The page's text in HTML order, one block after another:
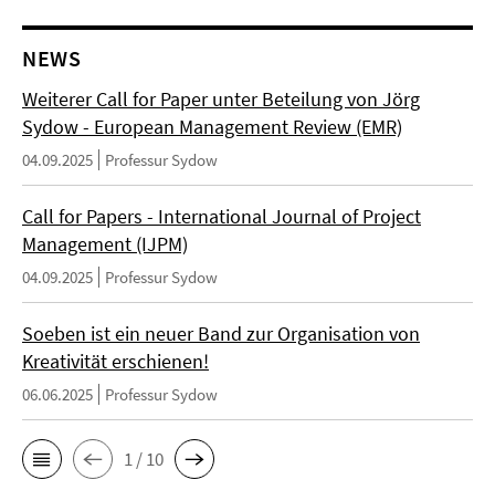
NEWS
Weiterer Call for Paper unter Beteilung von Jörg
Sydow - European Management Review (EMR)
04.09.2025 Professur Sydow
Call for Papers - International Journal of Project
Management (IJPM)
04.09.2025 Professur Sydow
Soeben ist ein neuer Band zur Organisation von
Kreativität erschienen!
06.06.2025 Professur Sydow
1 / 10